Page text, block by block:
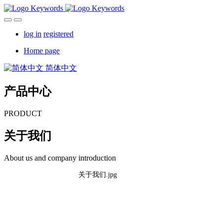
log in registered
Home page
简体中文
产品中心
PRODUCT
关于我们
About us and company introduction